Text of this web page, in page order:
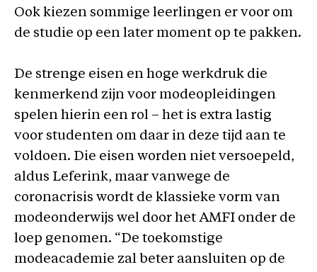
Ook kiezen sommige leerlingen er voor om
de studie op een later moment op te pakken.
De strenge eisen en hoge werkdruk die
kenmerkend zijn voor modeopleidingen
spelen hierin een rol – het is extra lastig
voor studenten om daar in deze tijd aan te
voldoen. Die eisen worden niet versoepeld,
aldus Leferink, maar vanwege de
coronacrisis wordt de klassieke vorm van
modeonderwijs wel door het AMFI onder de
loep genomen. “De toekomstige
modeacademie zal beter aansluiten op de